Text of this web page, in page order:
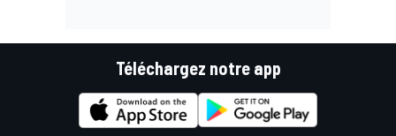
Téléchargez notre app